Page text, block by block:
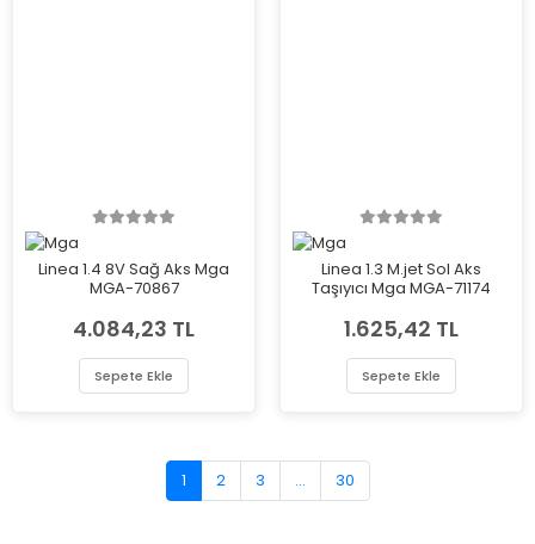
Linea 1.4 8V Sağ Aks Mga
MGA-70867
4.084,23 TL
Sepete Ekle
Linea 1.3 M.jet Sol Aks
Taşıyıcı Mga MGA-71174
1.625,42 TL
Sepete Ekle
1 2 3 ... 30